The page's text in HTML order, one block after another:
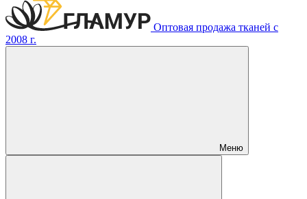
Оптовая продажа тканей с
2008 г.
Меню